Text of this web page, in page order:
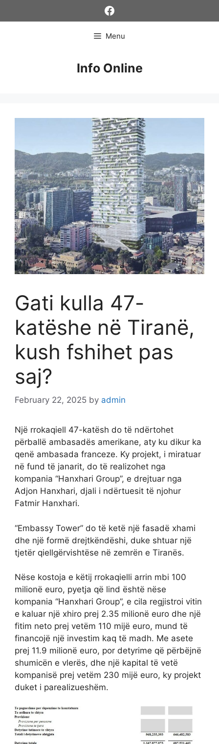
Facebook
Menu
Info Online
Gati kulla 47-
katëshe në Tiranë,
kush fshihet pas
saj?
February 22, 2025 by admin
Një rrokaqiell 47-katësh do të ndërtohet
përballë ambasadës amerikane, aty ku dikur ka
qenë ambasada franceze. Ky projekt, i miratuar
në fund të janarit, do të realizohet nga
kompania “Hanxhari Group”, e drejtuar nga
Adjon Hanxhari, djali i ndërtuesit të njohur
Fatmir Hanxhari.
“Embassy Tower” do të ketë një fasadë xhami
dhe një formë drejtkëndëshi, duke shtuar një
tjetër qiellgërvishtëse në zemrën e Tiranës.
Nëse kostoja e këtij rrokaqielli arrin mbi 100
milionë euro, pyetja që lind është nëse
kompania “Hanxhari Group”, e cila regjistroi vitin
e kaluar një xhiro prej 2.35 milionë euro dhe një
fitim neto prej vetëm 110 mijë euro, mund të
financojë një investim kaq të madh. Me asete
prej 11.9 milionë euro, por detyrime që përbëjnë
shumicën e vlerës, dhe një kapital të vetë
kompanisë prej vetëm 230 mijë euro, ky projekt
duket i parealizueshëm.